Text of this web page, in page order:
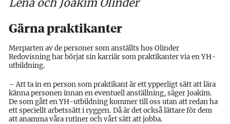
Gärna praktikanter
Merparten av de personer som anställts hos Olinder
Redovisning har börjat sin karriär som praktikanter via en YH-
utbildning.
– Att ta in en person som praktikant är ett ypperligt sätt att lära
känna personen innan en eventuell anställning, säger Joakim.
De som gått en YH-utbildning kommer till oss utan att redan ha
ett speciellt arbetssätt i ryggen. Då är det också lättare för dem
att anamma våra rutiner och vårt sätt att jobba.